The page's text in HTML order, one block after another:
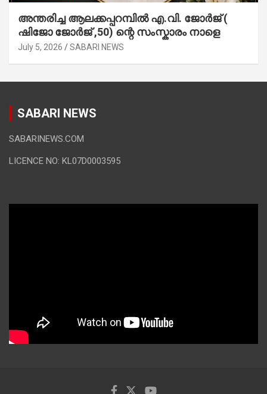
അന്തരിച്ച ആ​ല​ക്ക​പ്പ​റമ്പിൽ​ എ.​വി. ജോ​ർ​ജ് (
ഷിജോ ജോർജ് ,50) ന്റെ സംസ്കാരം നാളെ
July 5, 2026 SABARI NEWS
SABARI NEWS
SABARINEWS.COM
LICENCE NO: KL07D0003595